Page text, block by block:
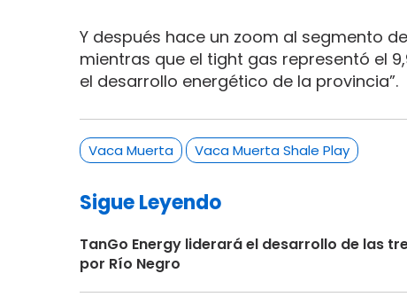
Y después hace un zoom al segmento
mientras que el tight gas representó el
el desarrollo energético de la provincia”.
Vaca Muerta Vaca Muerta Shale Play
Sigue Leyendo
TanGo Energy liderará el desarrollo de las
por Río Negro